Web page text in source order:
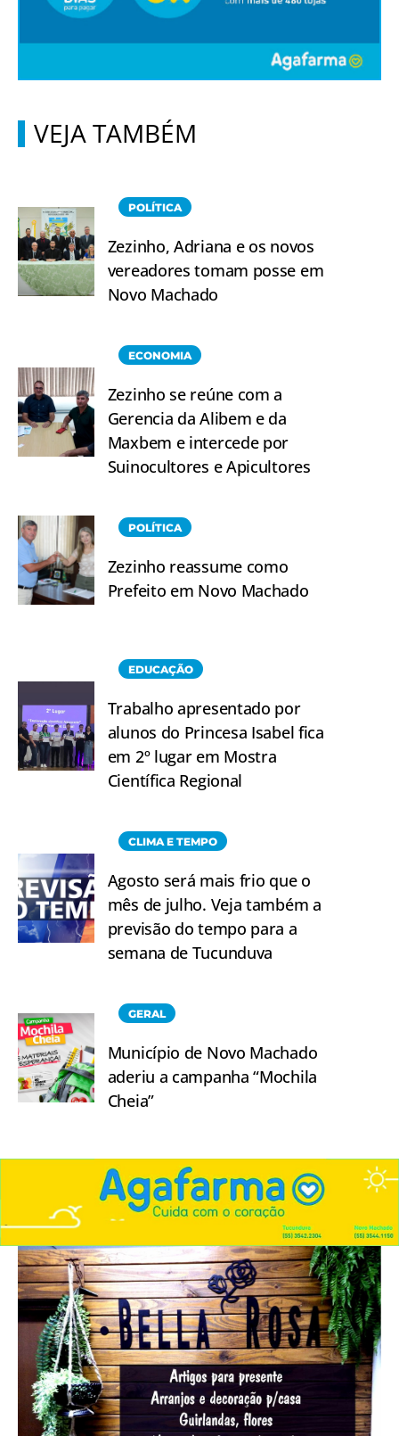
VEJA TAMBÉM
POLÍTICA
Zezinho, Adriana e os novos
vereadores tomam posse em
Novo Machado
ECONOMIA
Zezinho se reúne com a
Gerencia da Alibem e da
Maxbem e intercede por
Suinocultores e Apicultores
POLÍTICA
Zezinho reassume como
Prefeito em Novo Machado
EDUCAÇÃO
Trabalho apresentado por
alunos do Princesa Isabel fica
em 2º lugar em Mostra
Científica Regional
CLIMA E TEMPO
Agosto será mais frio que o
mês de julho. Veja também a
previsão do tempo para a
semana de Tucunduva
GERAL
Município de Novo Machado
aderiu a campanha “Mochila
Cheia”